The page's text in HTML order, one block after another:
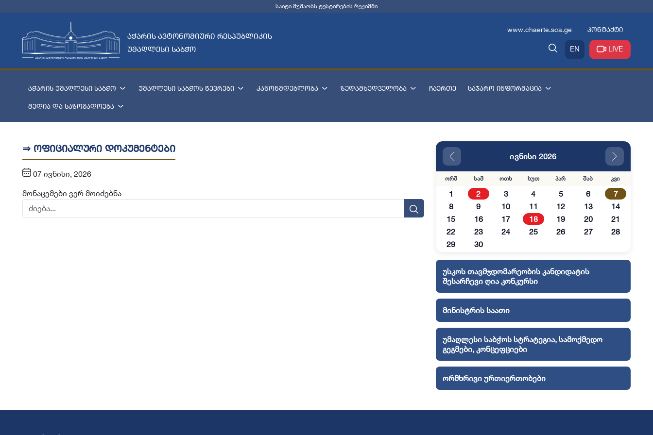
საიტი მუშაობს ტესტირების რეჟიმში
აჭარის ავტონომიური რესპუბლიკის
უმაღლესი საბჭო
www.chaerte.sca.ge კონტაქტი
EN LIVE
აჭარის უმაღლესი საბჭო უმაღლესი საბჭოს წევრები კანონმდებლობა ზედამხედველობა ჩაერთე საჯარო ინფორმაცია
მედია და საზოგადოება
⇒ ოფიციალური დოკუმენტები
07 ივნისი, 2026
მონაცემები ვერ მოიძებნა
ივნისი 2026
ორშ სამ ოთხ ხუთ პარ შაბ კვი
1 2 3 4 5 6
7
8
9 10 11 12 13
14
15
16 17 18 19 20
21
22
23 24 25 26 27
28
29
30
უსკოს თავმჯდომარეობის კანდიდატის
შესარჩევი ღია კონკურსი
მინისტრის საათი
უმაღლესი საბჭოს სტრატეგია, სამოქმედო
გეგმები, კონცეფციები
ორმხრივი ურთიერთობები